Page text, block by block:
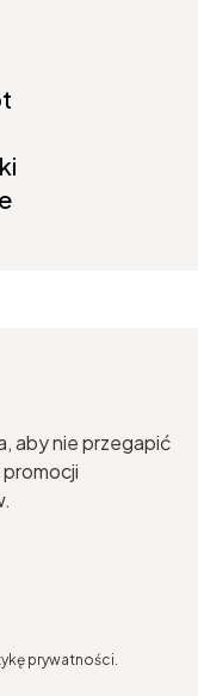
aby nie przegapić
prywatności.